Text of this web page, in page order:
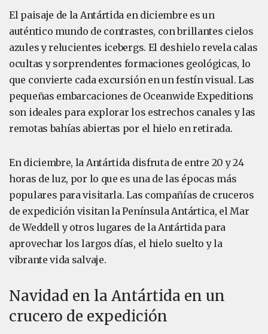
El paisaje de la Antártida en diciembre es un
auténtico mundo de contrastes, con brillantes cielos
azules y relucientes icebergs. El deshielo revela calas
ocultas y sorprendentes formaciones geológicas, lo
que convierte cada excursión en un festín visual. Las
pequeñas embarcaciones de Oceanwide Expeditions
son ideales para explorar los estrechos canales y las
remotas bahías abiertas por el hielo en retirada.
En diciembre, la Antártida disfruta de entre 20 y 24
horas de luz, por lo que es una de las épocas más
populares para visitarla. Las compañías de cruceros
de expedición visitan la Península Antártica, el Mar
de Weddell y otros lugares de la Antártida para
aprovechar los largos días, el hielo suelto y la
vibrante vida salvaje.
Navidad en la Antártida en un
crucero de expedición